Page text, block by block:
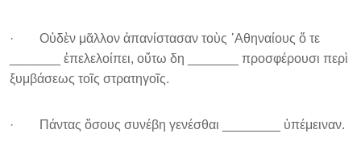
· Οὐδὲν μᾶλλον ἀπανίστασαν τοὺς ᾿Αθηναίους ὅ τε
_______ ἐπελελοίπει, οὕτω δη _______ προσφέρουσι περὶ
ξυμβάσεως τοῖς στρατηγοῖς.
· Πάντας ὅσους συνέβη γενέσθαι ________ ὑπέμειναν.